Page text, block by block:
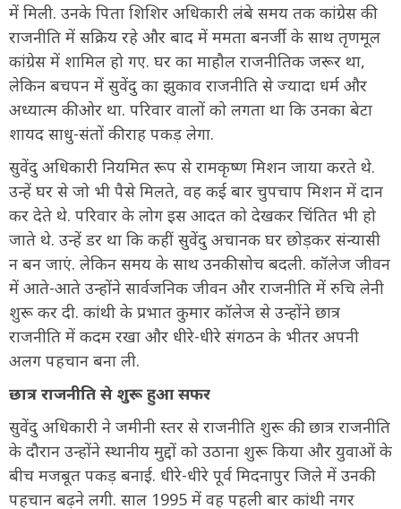
में मिली. उनके पिता शिशिर अधिकारी लंबे समय तक कांग्रेस की
राजनीति में सक्रिय रहे और बाद में ममता बनर्जी के साथ तृणमूल
कांग्रेस में शामिल हो गए. घर का माहौल राजनीतिक जरूर था,
लेकिन बचपन में सुवेंदु का झुकाव राजनीति से ज्यादा धर्म और
अध्यात्म की ओर था. परिवार वालों को लगता था कि उनका बेटा
शायद साधु-संतों की राह पकड़ लेगा.
सुवेंदु अधिकारी नियमित रूप से रामकृष्ण मिशन जाया करते थे.
उन्हें घर से जो भी पैसे मिलते, वह कई बार चुपचाप मिशन में दान
कर देते थे. परिवार के लोग इस आदत को देखकर चिंतित भी हो
जाते थे. उन्हें डर था कि कहीं सुवेंदु अचानक घर छोड़कर संन्यासी
न बन जाएं. लेकिन समय के साथ उनकी सोच बदली. कॉलेज जीवन
में आते-आते उन्होंने सार्वजनिक जीवन और राजनीति में रुचि लेनी
शुरू कर दी. कांथी के प्रभात कुमार कॉलेज से उन्होंने छात्र
राजनीति में कदम रखा और धीरे-धीरे संगठन के भीतर अपनी
अलग पहचान बना ली.
छात्र राजनीति से शुरू हुआ सफर
सुवेंदु अधिकारी ने जमीनी स्तर से राजनीति शुरू की. छात्र राजनीति
के दौरान उन्होंने स्थानीय मुद्दों को उठाना शुरू किया और युवाओं के
बीच मजबूत पकड़ बनाई. धीरे-धीरे पूर्व मिदनापुर जिले में उनकी
पहचान बढ़ने लगी. साल 1995 में वह पहली बार कांथी नगर